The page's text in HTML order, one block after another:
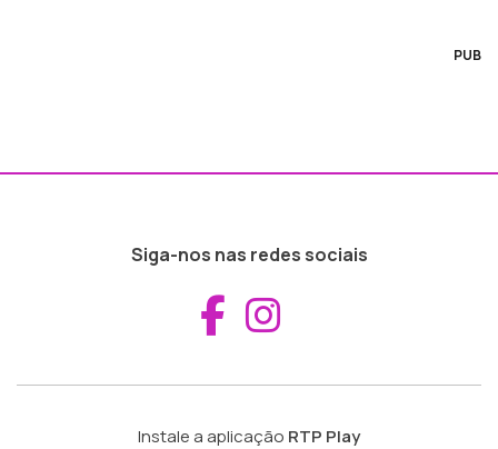
PUB
Siga-nos nas redes sociais
Aceder ao
Instale a aplicação RTP Play